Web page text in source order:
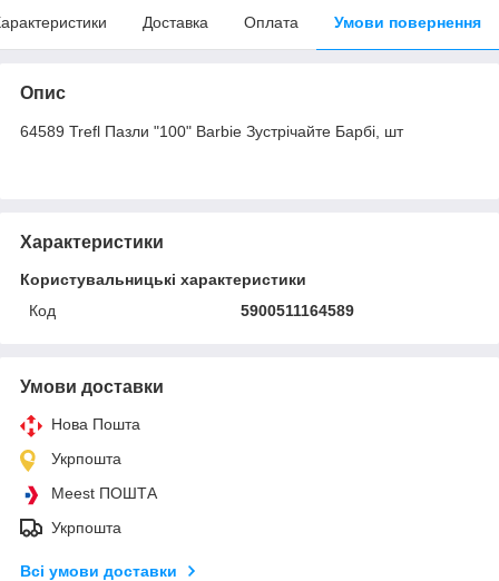
Доставка Оплата Умови повернення
Опис
64589 Trefl Пазли "100" Barbie Зустрічайте Барбі, шт
Характеристики
Користувальницькі характеристики
Код
5900511164589
Умови доставки
Нова Пошта
Укрпошта
Meest ПОШТА
Укрпошта
Всі умови доставки